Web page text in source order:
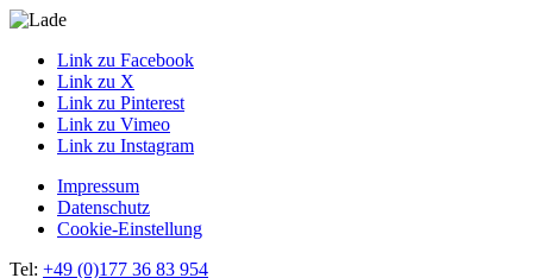
Link zu Facebook
Link zu X
Link zu Pinterest
Link zu Vimeo
Link zu Instagram
Impressum
Datenschutz
Cookie-Einstellung
Tel: +49 (0)177 36 83 954